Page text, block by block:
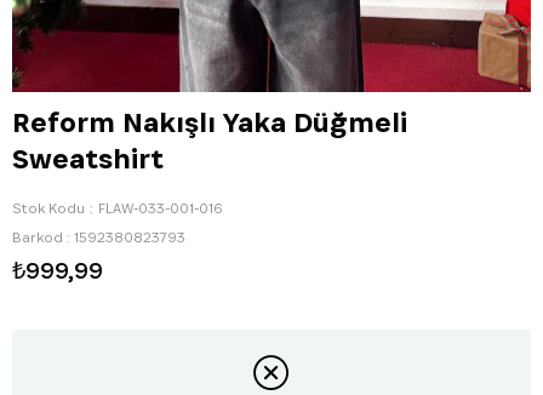
Reform Nakışlı Yaka Düğmeli
Sweatshirt
Stok Kodu
FLAW-033-001-016
Barkod : 1592380823793
₺999,99